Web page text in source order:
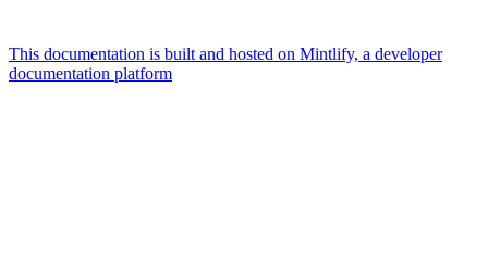
This documentation is built and hosted on Mintlify, a developer
documentation platform